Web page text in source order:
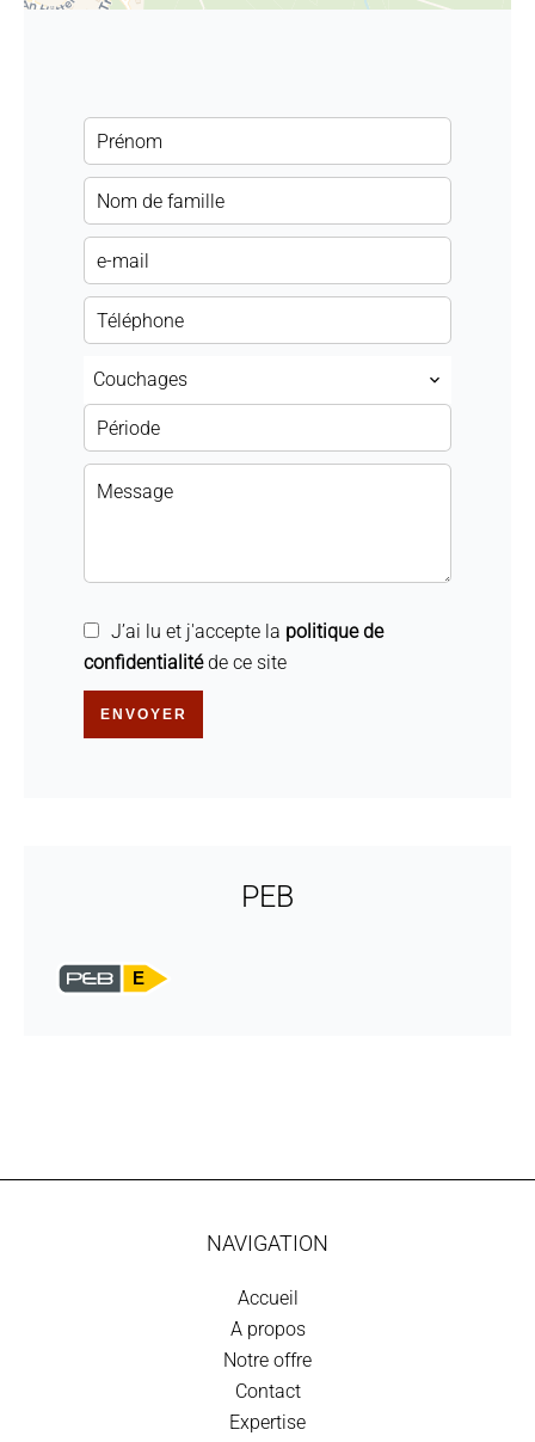
Couchages
J’ai lu et j'accepte la politique de
confidentialitéde ce site
ENVOYER
PEB
E
NAVIGATION
Accueil
A propos
Notre offre
Contact
Expertise